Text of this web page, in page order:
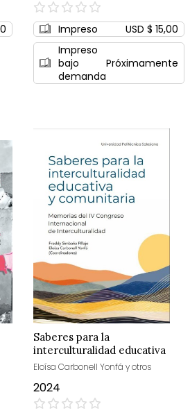
0%
Impreso
USD $ 15,00
Impreso
bajo
demanda
Próximamente
Saberes para la
interculturalidad educativa
y comunitaria
Eloísa Carbonell Yonfá y otros
2024